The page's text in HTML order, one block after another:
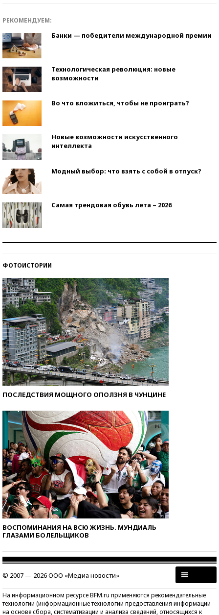
РЕКОМЕНДУЕМ:
Банки — победители международной премии
Технологическая революция: новые
возможности
Во что вложиться, чтобы не проиграть?
Новые возможности искусственного
интеллекта
Модный выбор: что взять с собой в отпуск?
Самая трендовая обувь лета – 2026
ФОТОИСТОРИИ
ПОСЛЕДСТВИЯ МОЩНОГО ОПОЛЗНЯ В ЧУНЦИНЕ
ВОСПОМИНАНИЯ НА ВСЮ ЖИЗНЬ. МУНДИАЛЬ
ГЛАЗАМИ БОЛЕЛЬЩИКОВ
© 2007 — 2026 ООО «Медиа новости»
На информационном ресурсе BFM.ru применяются рекомендательные
технологии (информационные технологии предоставления информации
на основе сбора, систематизации и анализа сведений, относящихся к